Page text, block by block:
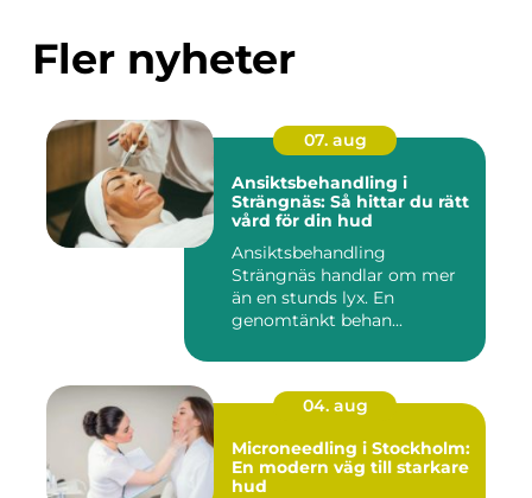
Fler nyheter
07. aug
Ansiktsbehandling i
Strängnäs: Så hittar du rätt
vård för din hud
Ansiktsbehandling
Strängnäs handlar om mer
än en stunds lyx. En
genomtänkt behan...
04. aug
Microneedling i Stockholm:
En modern väg till starkare
hud